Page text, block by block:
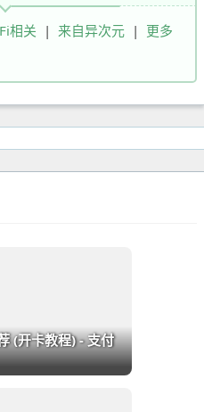
相关 | 来自异次元 | 更多
(开卡教程) - 支付